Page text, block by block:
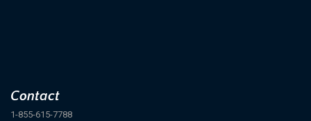
Contact
1-855-615-7788